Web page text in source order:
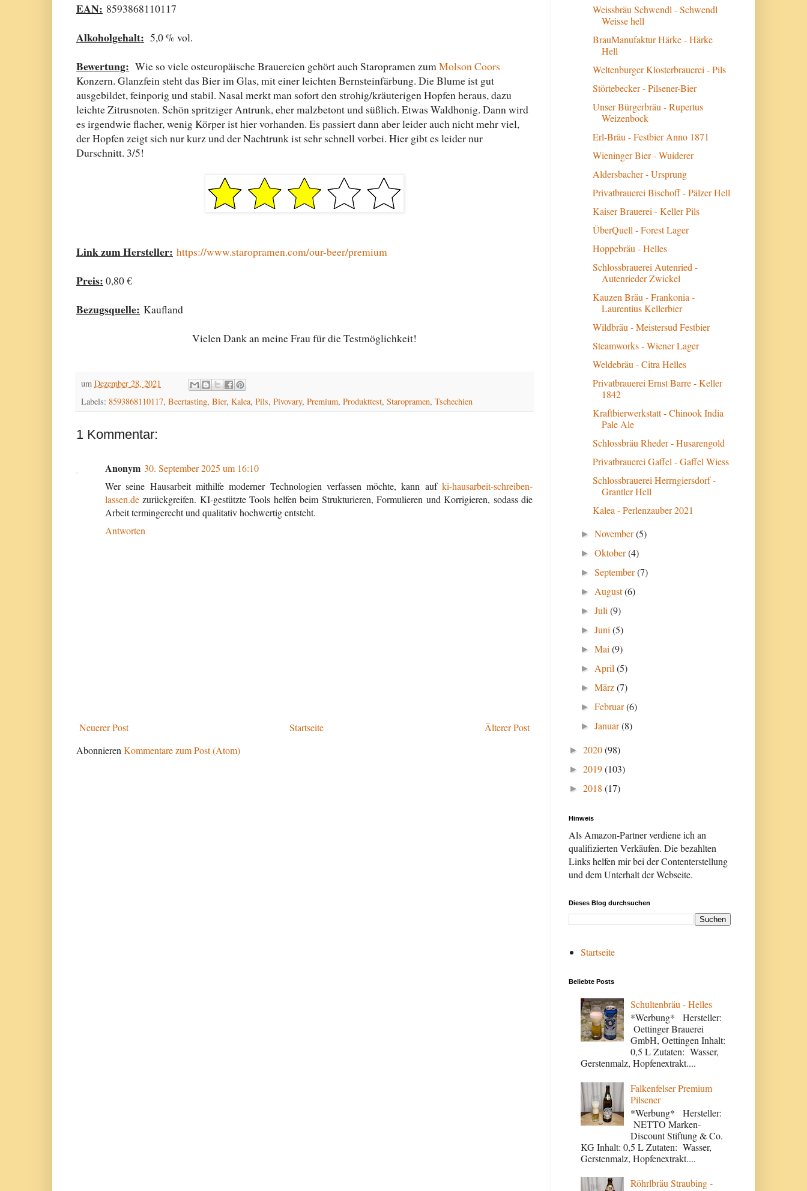
EAN: 8593868110117
Alkoholgehalt: 5,0 % vol.
Bewertung: Wie so viele osteuropäische Brauereien gehört auch Staropramen zumMolson Coors
Konzern. Glanzfein steht das Bier im Glas, mit einer leichten Bernsteinfärbung. Die Blume ist gut
ausgebildet, feinporig und stabil. Nasal merkt man sofort den strohig/kräuterigen Hopfen heraus, dazu
leichte Zitrusnoten. Schön spritziger Antrunk, eher malzbetont und süßlich. Etwas Waldhonig. Dann wird
es irgendwie flacher, wenig Körper ist hier vorhanden. Es passiert dann aber leider auch nicht mehr viel,
der Hopfen zeigt sich nur kurz und der Nachtrunk ist sehr schnell vorbei. Hier gibt es leider nur
Durschnitt. 3/5!
Link zum Hersteller: https://www.staropramen.com/our-beer/premium
Preis: 0,80 €
Bezugsquelle: Kaufland
Vielen Dank an meine Frau für die Testmöglichkeit!
um Dezember 28, 2021
Labels: 8593868110117, Beertasting, Bier, Kalea, Pils, Pivovary, Premium, Produkttest, Staropramen, Tschechien
1 Kommentar:
Anonym 30. September 2025 um 16:10
Wer seine Hausarbeit mithilfe moderner Technologien verfassen möchte, kann auf ki-hausarbeit-schreiben-
lassen.de zurückgreifen. KI-gestützte Tools helfen beim Strukturieren, Formulieren und Korrigieren, sodass die
Arbeit termingerecht und qualitativ hochwertig entsteht.
Antworten
Neuerer Post Älterer Post
Startseite
AbonnierenKommentare zum Post (Atom)
Weissbräu Schwendl - Schwendl
Weisse hell
BrauManufaktur Härke - Härke
Hell
Weltenburger Klosterbrauerei - Pils
Störtebecker - Pilsener-Bier
Unser Bürgerbräu - Rupertus
Weizenbock
Erl-Bräu - Festbier Anno 1871
Wieninger Bier - Wuiderer
Aldersbacher - Ursprung
Privatbrauerei Bischoff - Pälzer Hell
Kaiser Brauerei - Keller Pils
ÜberQuell - Forest Lager
Hoppebräu - Helles
Schlossbrauerei Autenried -
Autenrieder Zwickel
Kauzen Bräu - Frankonia -
Laurentius Kellerbier
Wildbräu - Meistersud Festbier
Steamworks - Wiener Lager
Weldebräu - Citra Helles
Privatbrauerei Ernst Barre - Keller
1842
Kraftbierwerkstatt - Chinook India
Pale Ale
Schlossbräu Rheder - Husarengold
Privatbrauerei Gaffel - Gaffel Wiess
Schlossbrauerei Herrngiersdorf -
Grantler Hell
Kalea - Perlenzauber 2021
►November(5)
►Oktober(4)
►September(7)
► August(6)
►Juli(9)
►Juni(5)
►Mai(9)
► April(5)
►März(7)
►Februar(6)
►Januar(8)
► 2020(98)
► 2019(103)
► 2018 (17)
Hinweis
Als Amazon-Partner verdiene ich an
qualifizierten Verkäufen. Die bezahlten
Links helfen mir bei der Contenterstellung
und dem Unterhalt der Webseite.
Dieses Blog durchsuchen
Startseite
Beliebte Posts
Schultenbräu - Helles
*Werbung* Hersteller:
Oettinger Brauerei
GmbH, Oettingen Inhalt:
0,5 L Zutaten: Wasser,
Gerstenmalz, Hopfenextrakt....
Falkenfelser Premium
Pilsener
*Werbung* Hersteller:
NETTO Marken-
Discount Stiftung & Co.
KG Inhalt: 0,5 L Zutaten: Wasser,
Gerstenmalz, Hopfenextrakt....
Röhrlbräu Straubing -